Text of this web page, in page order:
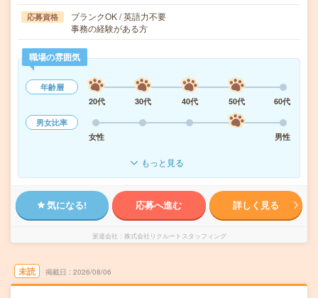
応募資格
ブランクOK / 英語力不要
事務の経験がある方
職場の雰囲気
年齢層
20代
30代 40代 50代
60代
男女比率
女性
男性
もっと見る
気になる! 応募へ進む 詳しく見る
派遣会社 株式会社リクルートスタッフィング
未読 掲載日 2026/08/06